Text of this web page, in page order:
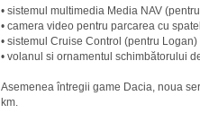
• sistemul multimedia Media NAV
• camera video pentru parcarea cu
• sistemul Cruise Control (pentru Logan)
• volanul si ornamentul schimbătorului
Asemenea întregii game Dacia, noua
km.